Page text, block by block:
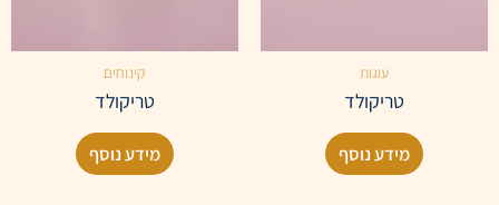
עוגות
טריקולד
מידע נוסף
קינוחים
טריקולד
מידע נוסף